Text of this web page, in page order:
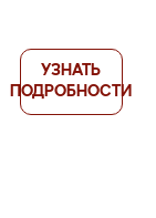
УЗНАТЬ
ПОДРОБНОСТИ